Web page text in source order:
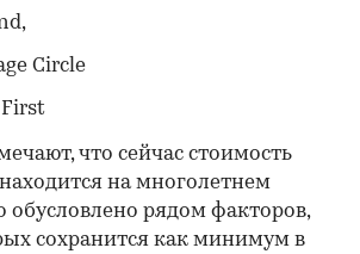
Circle
First
что сейчас стоимость
на многолетнем
обусловлено рядом факторов,
сохранится как минимум в